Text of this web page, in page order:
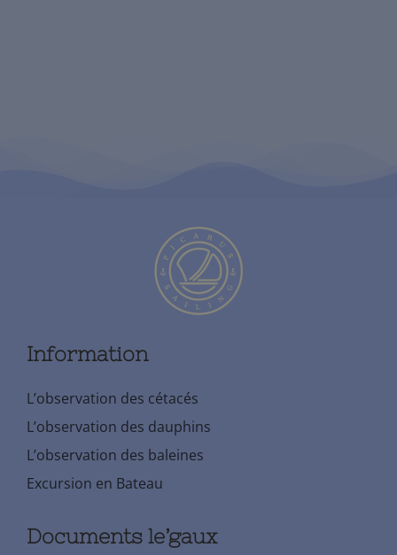
Information
L’observation des cétacés
L’observation des dauphins
L’observation des baleines
Excursion en Bateau
Documents le’gaux